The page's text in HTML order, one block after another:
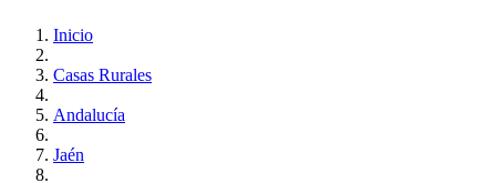
Inicio
Casas Rurales
Andalucía
Jaén